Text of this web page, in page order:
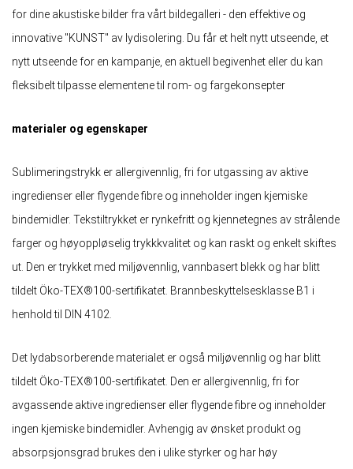
for dine akustiske bilder fra vårt bildegalleri - den effektive og
innovative "KUNST" av lydisolering. Du får et helt nytt utseende, et
nytt utseende for en kampanje, en aktuell begivenhet eller du kan
fleksibelt tilpasse elementene til rom- og fargekonsepter
materialer og egenskaper
Sublimeringstrykk er allergivennlig, fri for utgassing av aktive
ingredienser eller flygende fibre og inneholder ingen kjemiske
bindemidler. Tekstiltrykket er rynkefritt og kjennetegnes av strålende
farger og høyoppløselig trykkkvalitet og kan raskt og enkelt skiftes
ut. Den er trykket med miljøvennlig, vannbasert blekk og har blitt
tildelt Öko-TEX®100-sertifikatet. Brannbeskyttelsesklasse B1 i
henhold til DIN 4102.
Det lydabsorberende materialet er også miljøvennlig og har blitt
tildelt Öko-TEX®100-sertifikatet. Den er allergivennlig, fri for
avgassende aktive ingredienser eller flygende fibre og inneholder
ingen kjemiske bindemidler. Avhengig av ønsket produkt og
absorpsjonsgrad brukes den i ulike styrker og har høy